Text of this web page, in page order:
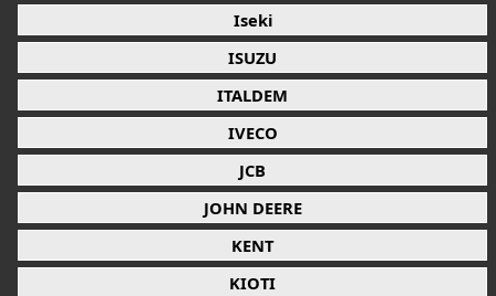
Iseki
ISUZU
ITALDEM
IVECO
JCB
JOHN DEERE
KENT
KIOTI